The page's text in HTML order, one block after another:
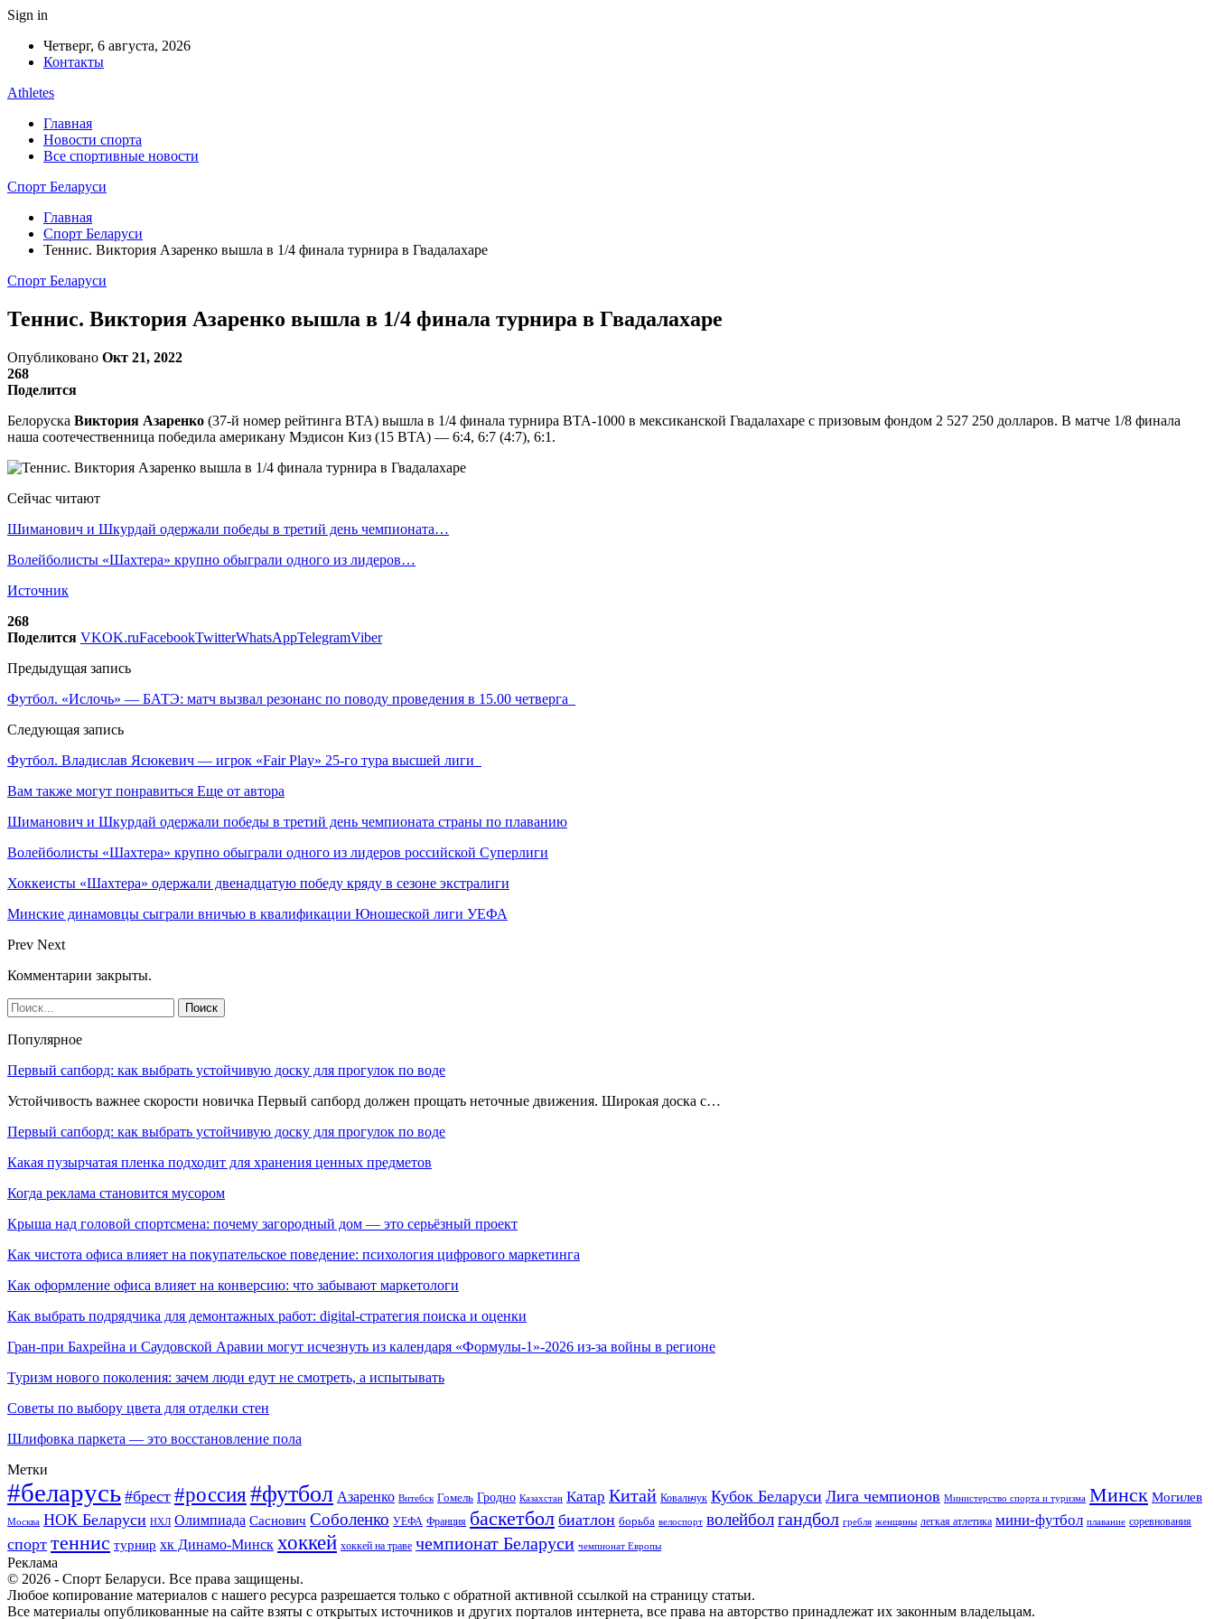
Sign in
Четверг, 6 августа, 2026
Контакты
Athletes
Главная
Новости спорта
Все спортивные новости
Спорт Беларуси
Главная
Спорт Беларуси
Теннис. Виктория Азаренко вышла в 1/4 финала турнира в Гвадалахаре
Спорт Беларуси
Теннис. Виктория Азаренко вышла в 1/4 финала турнира в Гвадалахаре
Опубликовано Окт 21, 2022
268
Поделится
Белоруска Виктория Азаренко (37-й номер рейтинга ВТА) вышла в 1/4 финала турнира ВТА-1000 в мексиканской Гвадалахаре с призовым фондом 2 527 250 долларов. В матче 1/8 финала
наша соотечественница победила американу Мэдисон Киз (15 ВТА) — 6:4, 6:7 (4:7), 6:1.
Сейчас читают
Шиманович и Шкурдай одержали победы в третий день чемпионата…
Волейболисты «Шахтера» крупно обыграли одного из лидеров…
Источник
268
Поделится VKOK.ruFacebookTwitterWhatsAppTelegramViber
Предыдущая запись
Футбол. «Ислочь» — БАТЭ: матч вызвал резонанс по поводу проведения в 15.00 четверга
Следующая запись
Футбол. Владислав Ясюкевич — игрок «Fair Play» 25-го тура высшей лиги
Вам также могут понравиться Еще от автора
Шиманович и Шкурдай одержали победы в третий день чемпионата страны по плаванию
Волейболисты «Шахтера» крупно обыграли одного из лидеров российской Суперлиги
Хоккеисты «Шахтера» одержали двенадцатую победу кряду в сезоне экстралиги
Минские динамовцы сыграли вничью в квалификации Юношеской лиги УЕФА
Prev Next
Комментарии закрыты.
Популярное
Первый сапборд: как выбрать устойчивую доску для прогулок по воде
Устойчивость важнее скорости новичка Первый сапборд должен прощать неточные движения. Широкая доска с…
Первый сапборд: как выбрать устойчивую доску для прогулок по воде
Какая пузырчатая пленка подходит для хранения ценных предметов
Когда реклама становится мусором
Крыша над головой спортсмена: почему загородный дом — это серьёзный проект
Как чистота офиса влияет на покупательское поведение: психология цифрового маркетинга
Как оформление офиса влияет на конверсию: что забывают маркетологи
Как выбрать подрядчика для демонтажных работ: digital-стратегия поиска и оценки
Гран-при Бахрейна и Саудовской Аравии могут исчезнуть из календаря «Формулы-1»-2026 из-за войны в регионе
Туризм нового поколения: зачем люди едут не смотреть, а испытывать
Советы по выбору цвета для отделки стен
Шлифовка паркета — это восстановление пола
Метки
#беларусь #брест #россия#футбол Азаренко Витебск Гомель Гродно Казахстан Катар Китай Ковальчук Кубок Беларуси Лига чемпионов Министерство спорта и туризма Минск Могилев
Москва НОК Беларуси НХЛ Олимпиада Саснович Соболенко УЕФА Франция баскетбол биатлон борьба велоспорт волейболгандбол гребля женщины легкая атлетика мини-футбол плавание соревнования
спорт теннис турнир хк Динамо-Минск хоккей хоккей на траве чемпионат Беларуси чемпионат Европы
Реклама
© 2026 - Спорт Беларуси. Все права защищены.
Любое копирование материалов с нашего ресурса разрешается только с обратной активной ссылкой на страницу статьи.
Все материалы опубликованные на сайте взяты с открытых источников и других порталов интернета, все права на авторство принадлежат их законным владельцам.